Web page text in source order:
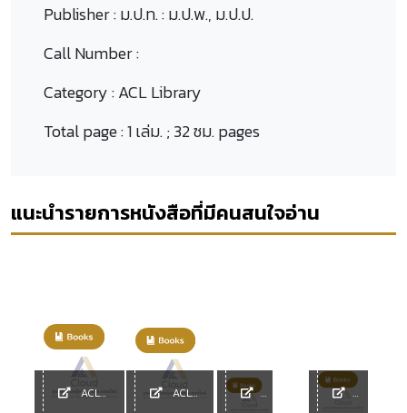
Publisher :ม.ป.ท. : ม.ป.พ., ม.ป.ป.
Call Number :
Category :ACL Library
Total page :1 เล่ม. ; 32 ซม. pages
แนะนำรายการหนังสือที่มีคนสนใจอ่าน
ACL